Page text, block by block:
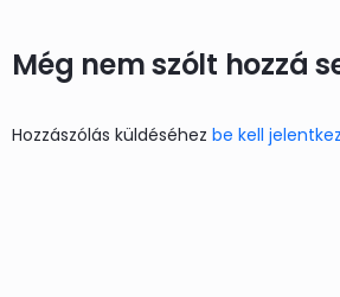
Még nem szólt hozzá
Hozzászólás küldéséhez be kell